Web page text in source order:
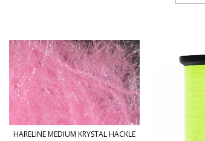
HARELINE MEDIUM KRYSTAL HACKLE